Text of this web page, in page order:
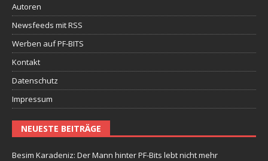
Autoren
Newsfeeds mit RSS
Werben auf PF-BITS
Kontakt
Datenschutz
Impressum
NEUESTE BEITRÄGE
Besim Karadeniz: Der Mann hinter PF-Bits lebt nicht mehr